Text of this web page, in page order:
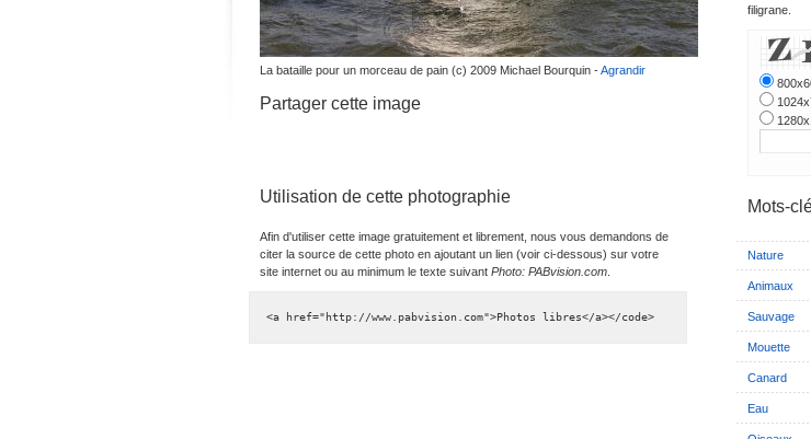
La bataille pour un morceau de pain (c) 2009 Michael Bourquin -Agrandir
Partager cette image
Utilisation de cette photographie
Afin d'utiliser cette image gratuitement et librement, nous vous demandons de
citer la source de cette photo en ajoutant un lien (voir ci-dessous) sur votre
site internet ou au minimum le texte suivant Photo: PABvision.com
<a href="http://www.pabvision.com">Photos libres</a></code>
filigrane.
Mots-
Nature
Animaux
Sauvage
Mouette
Canard
Eau